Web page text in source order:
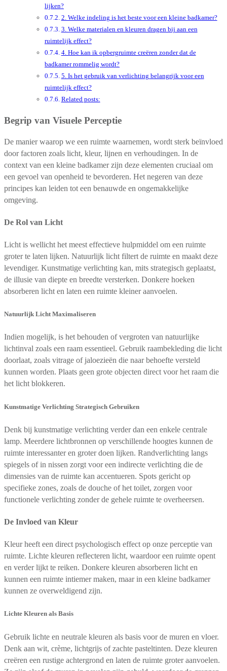
lijken?
2. Welke indeling is het beste voor een kleine badkamer?
3. Welke materialen en kleuren dragen bij aan een
ruimtelijk effect?
4. Hoe kan ik opbergruimte creëren zonder dat de
badkamer rommelig wordt?
5. Is het gebruik van verlichting belangrijk voor een
ruimtelijk effect?
Related posts:
Begrip van Visuele Perceptie
De manier waarop we een ruimte waarnemen, wordt sterk beïnvloed
door factoren zoals licht, kleur, lijnen en verhoudingen. In de
context van een kleine badkamer zijn deze elementen cruciaal om
een gevoel van openheid te bevorderen. Het negeren van deze
principes kan leiden tot een benauwde en ongemakkelijke
omgeving.
De Rol van Licht
Licht is wellicht het meest effectieve hulpmiddel om een ruimte
groter te laten lijken. Natuurlijk licht filtert de ruimte en maakt deze
levendiger. Kunstmatige verlichting kan, mits strategisch geplaatst,
de illusie van diepte en breedte versterken. Donkere hoeken
absorberen licht en laten een ruimte kleiner aanvoelen.
Natuurlijk Licht Maximaliseren
Indien mogelijk, is het behouden of vergroten van natuurlijke
lichtinval zoals een raam essentieel. Gebruik raambekleding die licht
doorlaat, zoals vitrage of jaloezieën die naar behoefte versteld
kunnen worden. Plaats geen grote objecten direct voor het raam die
het licht blokkeren.
Kunstmatige Verlichting Strategisch Gebruiken
Denk bij kunstmatige verlichting verder dan een enkele centrale
lamp. Meerdere lichtbronnen op verschillende hoogtes kunnen de
ruimte interessanter en groter doen lijken. Randverlichting langs
spiegels of in nissen zorgt voor een indirecte verlichting die de
dimensies van de ruimte kan accentueren. Spots gericht op
specifieke zones, zoals de douche of het toilet, zorgen voor
functionele verlichting zonder de gehele ruimte te overheersen.
De Invloed van Kleur
Kleur heeft een direct psychologisch effect op onze perceptie van
ruimte. Lichte kleuren reflecteren licht, waardoor een ruimte opent
en verder lijkt te reiken. Donkere kleuren absorberen licht en
kunnen een ruimte intiemer maken, maar in een kleine badkamer
kunnen ze overweldigend zijn.
Lichte Kleuren als Basis
Gebruik lichte en neutrale kleuren als basis voor de muren en vloer.
Denk aan wit, crème, lichtgrijs of zachte pasteltinten. Deze kleuren
creëren een rustige achtergrond en laten de ruimte groter aanvoelen.